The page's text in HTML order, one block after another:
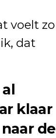
voelt zo
dat
klaar
de